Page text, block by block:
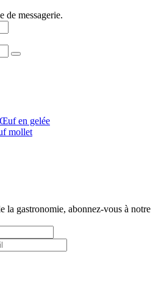
de messagerie.
Œuf en gelée
mollet
la gastronomie, abonnez-vous à notre